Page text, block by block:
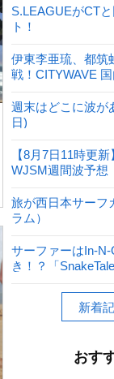
S.LEAGUEがCT
ト！
伊東李亜琉、都筑
戦！CITYWAVE 国
週末はどこに波が
日)
【8月7日11時更
WJSM週間波予想
旅が西日本サーフ
ラム）
サーファーはIn-
き！？「
新着
おす